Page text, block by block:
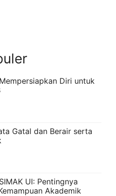
Diri untuk
Gatal dan Berair serta
UI: Pentingnya
Akademik